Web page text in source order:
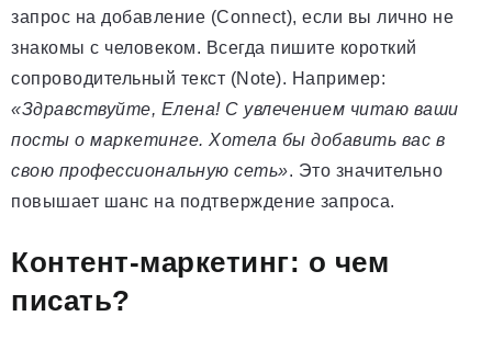
запрос на добавление (Connect), если вы лично не
знакомы с человеком. Всегда пишите короткий
сопроводительный текст (Note). Например:
«Здравствуйте, Елена! С увлечением читаю ваши
посты о маркетинге. Хотела бы добавить вас в
свою профессиональную сеть». Это значительно
повышает шанс на подтверждение запроса.
Контент-маркетинг: о чем
писать?